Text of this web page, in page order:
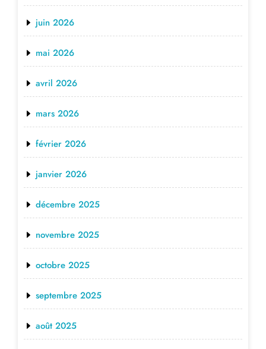
juin 2026
mai 2026
avril 2026
mars 2026
février 2026
janvier 2026
décembre 2025
novembre 2025
octobre 2025
septembre 2025
août 2025